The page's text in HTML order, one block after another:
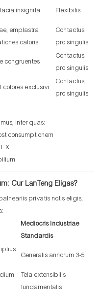
insignita Flexibilis
emplastra
caloris
Contactus
pro singulis
congruentes
Contactus
pro singulis
colores exclusivi
Contactus
pro singulis
inter quas:
consumptionem
Cur LanTeng Eligas?
privatis notis eligis,
Mediocris Industriae
Standardis
Generalis annorum 3-5
Tela extensibilis
fundamentalis